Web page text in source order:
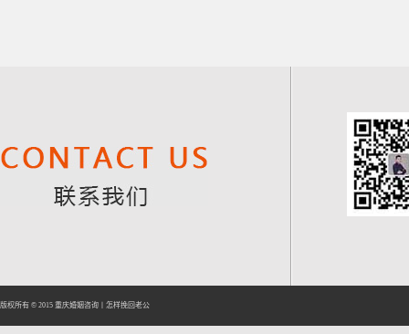
版权所有 © 2015 重庆婚姻咨询 怎样挽回老公